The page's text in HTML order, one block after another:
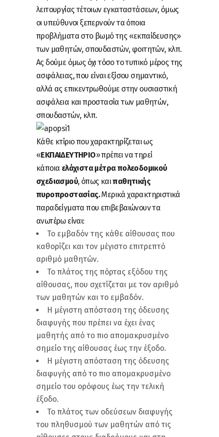
λειτουργίας τέτοιων εγκαταστάσεων, όμως
οι υπεύθυνοι ξεπερνούν τα όποια
προβλήματα στο βωμό της «εκπαίδευσης»
των μαθητών, σπουδαστών, φοιτητών, κλπ.
Ας δούμε όμως όχι τόσο το τυπικό μέρος της
ασφάλειας, που είναι εξίσου σημαντικό,
αλλά ας επικεντρωθούμε στην ουσιαστική
ασφάλεια και προστασία των μαθητών,
σπουδαστών, κλπ.
Κάθε κτίριο που χαρακτηρίζεται ως
«ΕΚΠΑΙΔΕΥΤΗΡΙΟ» πρέπει να τηρεί
κάποια ελάχιστα μέτρα πολεοδομικού
σχεδιασμού, όπως καιπαθητικής
πυροπροστασίας.Μερικά χαρακτηριστικά
παραδείγματα που επιβεβαιώνουν τα
ανωτέρω είναι:
Το εμβαδόν της κάθε αίθουσας που
καθορίζει και τον μέγιστο επιτρεπτό
αριθμό μαθητών.
Το πλάτος της πόρτας εξόδου της
αίθουσας, που σχετίζεται με τον αριθμό
των μαθητών και το εμβαδόν.
Η μέγιστη απόσταση της όδευσης
διαφυγής που πρέπει να έχει ένας
μαθητής από το πιο απομακρυσμένο
σημείο της αίθουσας έως την έξοδο.
Η μέγιστη απόσταση της όδευσης
διαφυγής από το πιο απομακρυσμένο
σημείο του ορόφους έως την τελική
έξοδο.
Το πλάτος των οδεύσεων διαφυγής
του πληθυσμού των μαθητών από τις